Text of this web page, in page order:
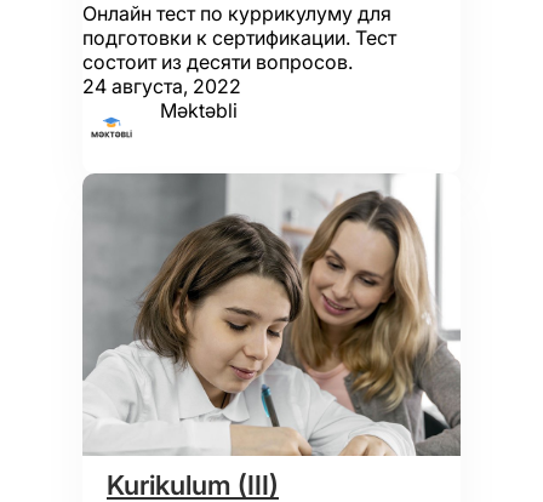
Онлайн тест по куррикулуму для
подготовки к сертификации. Тест
состоит из десяти вопросов.
24 августа, 2022
Məktəbli
Kurikulum (III)